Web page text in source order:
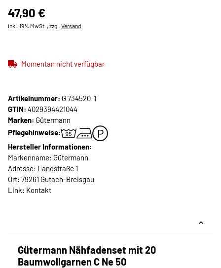
47,90 €
inkl. 19% MwSt. , zzgl. Versand
Momentan nicht verfügbar
Artikelnummer: G 734520-1
GTIN: 4029394421044
Marken: Gütermann
Pflegehinweise:
Hersteller Informationen:
Markenname: Gütermann
Adresse: Landstraße 1
Ort: 79261 Gutach-Breisgau
Link: Kontakt
Gütermann Nähfadenset mit 20
Baumwollgarnen C Ne 50